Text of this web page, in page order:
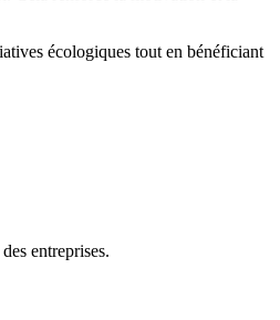
écologiques tout en bénéficiant
entreprises.